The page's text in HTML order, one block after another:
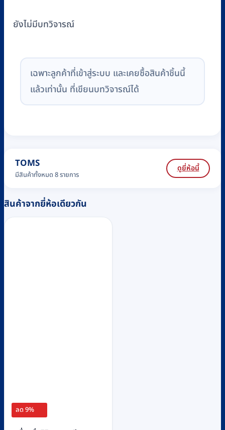
ยังไม่มีบทวิจารณ์
เฉพาะลูกค้าที่เข้าสู่ระบบ และเคยซื้อสินค้าชิ้นนี้
แล้วเท่านั้น ที่เขียนบทวิจารณ์ได้
TOMS
มีสินค้าทั้งหมด 8 รายการ
ดูยี่ห้อนี้
สินค้าจากยี่ห้อเดียวกัน
ลด 9%